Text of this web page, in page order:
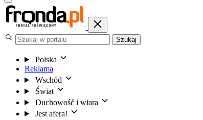
Szukaj
Polska
Reklama
Wschód
Świat
Duchowość i wiara
Jest afera!